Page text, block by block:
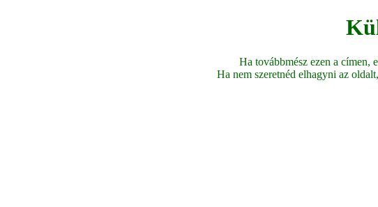
Ha továbbmész ezen a címen,
Ha nem szeretnéd elhagyni az